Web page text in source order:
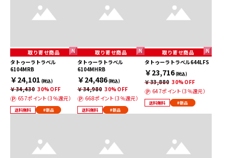
取り寄せ商品
タトゥーラトラベル
6104MRB
￥24,101 (税込)
￥34,430 30%OFF
657ポイント（3％還元）
送料無料 #新品
取り寄せ商品
タトゥーラトラベル
6104MHRB
￥24,486(税込)
￥34,980 30%OFF
668ポイント（3％還元）
送料無料 #新品
取り寄せ商品
タトゥーラトラベル644LFS
￥23,716(税込)
￥33,880 30%OFF
647ポイント（3％還元）
送料無料 #新品